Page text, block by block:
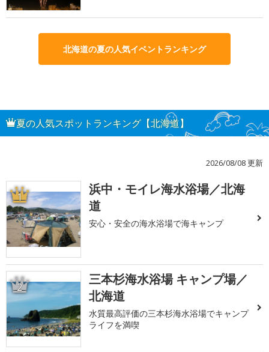
北海道の夏の人気イベントランキング
夏の人気スポットランキング【北海道】
2026/08/08 更新
1
浜中・モイレ海水浴場／北海
道
安心・安全の海水浴場で海キャンプ
2
三本杉海水浴場 キャンプ場／
北海道
水質最高評価の三本杉海水浴場でキャンプ
ライフを満喫